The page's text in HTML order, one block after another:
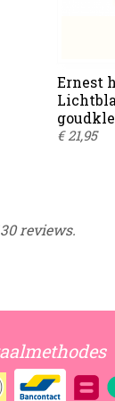
Ernest
€ 21,95
reviews.